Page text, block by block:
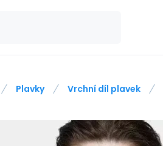
Plavky Vrchní díl plavek